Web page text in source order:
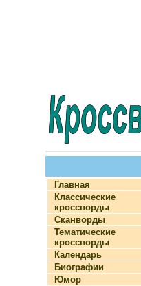
Главная
Классические
кроссворды
Сканворды
Тематические
кроссворды
Календарь
Биографии
Юмор